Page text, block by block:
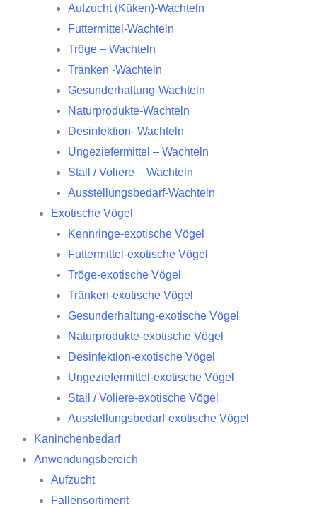
Aufzucht (Küken)-Wachteln
Futtermittel-Wachteln
Tröge – Wachteln
Tränken -Wachteln
Gesunderhaltung-Wachteln
Naturprodukte-Wachteln
Desinfektion- Wachteln
Ungeziefermittel – Wachteln
Stall / Voliere – Wachteln
Ausstellungsbedarf-Wachteln
Exotische Vögel
Kennringe-exotische Vögel
Futtermittel-exotische Vögel
Tröge-exotische Vögel
Tränken-exotische Vögel
Gesunderhaltung-exotische Vögel
Naturprodukte-exotische Vögel
Desinfektion-exotische Vögel
Ungeziefermittel-exotische Vögel
Stall / Voliere-exotische Vögel
Ausstellungsbedarf-exotische Vögel
Kaninchenbedarf
Anwendungsbereich
Aufzucht
Fallensortiment